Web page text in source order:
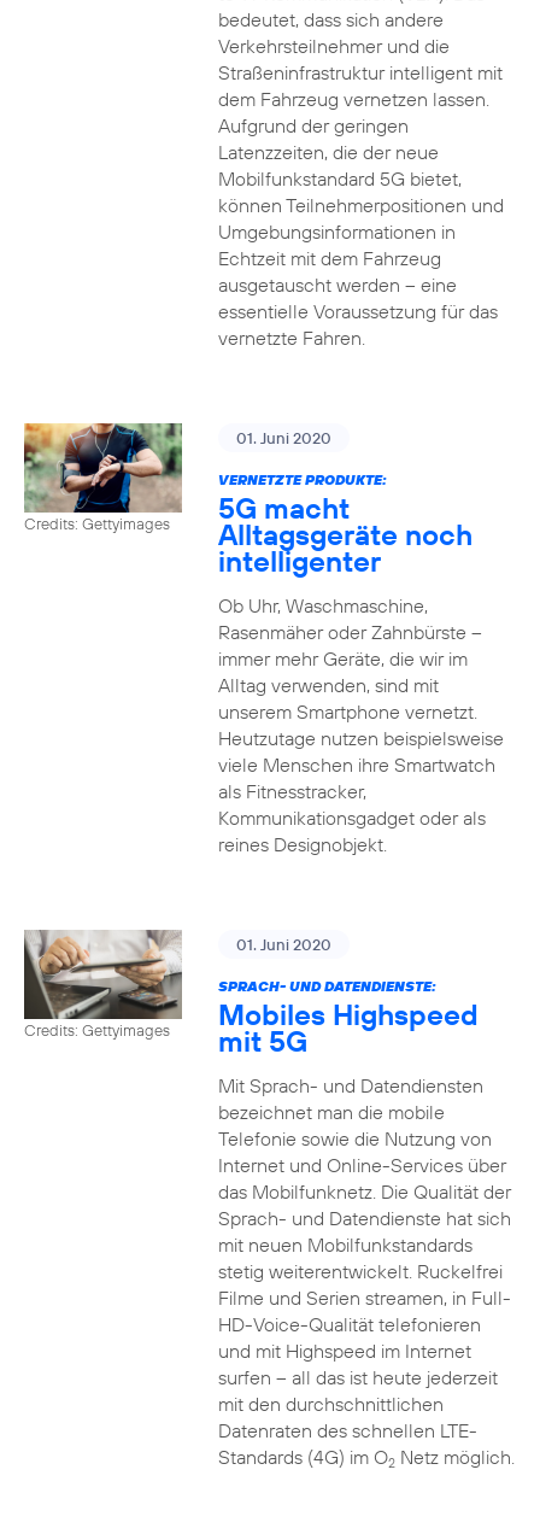
bedeutet, dass sich andere
Verkehrsteilnehmer und die
Straßeninfrastruktur intelligent mit
dem Fahrzeug vernetzen lassen.
Aufgrund der geringen
Latenzzeiten, die der neue
Mobilfunkstandard 5G bietet,
können Teilnehmerpositionen und
Umgebungsinformationen in
Echtzeit mit dem Fahrzeug
ausgetauscht werden – eine
essentielle Voraussetzung für das
vernetzte Fahren.
Credits: Gettyimages
01. Juni 2020
VERNETZTE PRODUKTE:
5G macht
Alltagsgeräte noch
intelligenter
Ob Uhr, Waschmaschine,
Rasenmäher oder Zahnbürste –
immer mehr Geräte, die wir im
Alltag verwenden, sind mit
unserem Smartphone vernetzt.
Heutzutage nutzen beispielsweise
viele Menschen ihre Smartwatch
als Fitnesstracker,
Kommunikationsgadget oder als
reines Designobjekt.
Credits: Gettyimages
01. Juni 2020
SPRACH- UND DATENDIENSTE:
Mobiles Highspeed
mit 5G
Mit Sprach- und Datendiensten
bezeichnet man die mobile
Telefonie sowie die Nutzung von
Internet und Online-Services über
das Mobilfunknetz. Die Qualität der
Sprach- und Datendienste hat sich
mit neuen Mobilfunkstandards
stetig weiterentwickelt. Ruckelfrei
Filme und Serien streamen, in Full-
HD-Voice-Qualität telefonieren
und mit Highspeed im Internet
surfen – all das ist heute jederzeit
mit den durchschnittlichen
Datenraten des schnellen LTE-
Standards (4G) im O2Netz möglich.